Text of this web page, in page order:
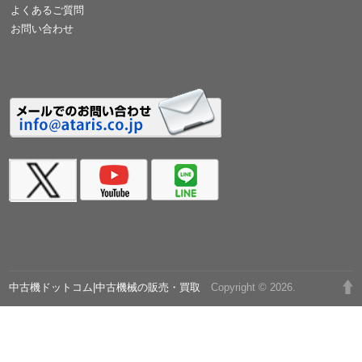
よくあるご質問
お問い合わせ
中古機ドットコム|中古機械の販売・買取 Copyright © 2026.